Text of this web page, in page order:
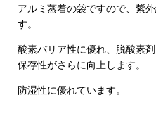
アルミ蒸着の袋ですので、紫
す。
酸素バリア性に優れ、脱酸素
保存性がさらに向上します。
防湿性に優れています。